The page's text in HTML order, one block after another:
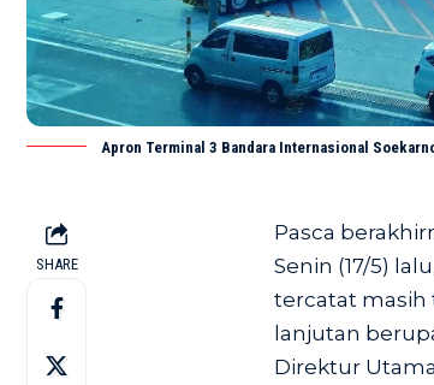
Apron Terminal 3 Bandara Internasional
SHARE
Pasca
Senin (17/5)
tercatat masih
lanjutan
Direktur